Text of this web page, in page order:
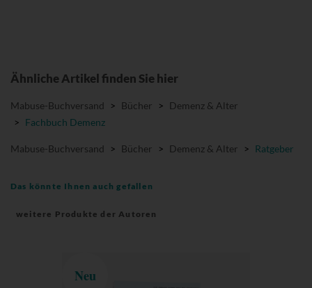
Ähnliche Artikel finden Sie hier
Mabuse-Buchversand > Bücher > Demenz & Alter
> Fachbuch Demenz
Mabuse-Buchversand > Bücher > Demenz & Alter > Ratgeber
Das könnte Ihnen auch gefallen
weitere Produkte der Autoren
Neu